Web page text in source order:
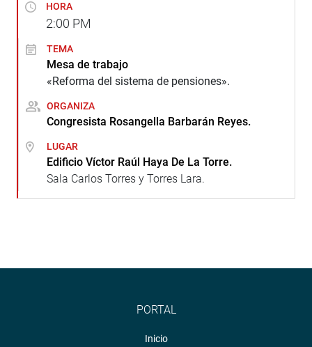
HORA
2:00 PM
TEMA
Mesa de trabajo
«Reforma del sistema de pensiones».
ORGANIZA
Congresista Rosangella Barbarán Reyes.
LUGAR
Edificio Víctor Raúl Haya De La Torre.
Sala Carlos Torres y Torres Lara.
PORTAL
Inicio